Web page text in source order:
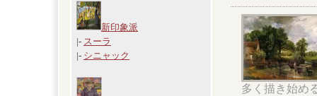
新印象派
|- スーラ
|- シニャック
多く描き始め